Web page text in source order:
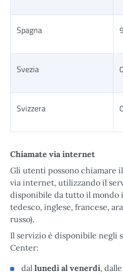
Spagna
Svezia
Svizzera
Chiamate via internet
Gli utenti possono chiamare
via internet, utilizzando il
disponibile da tutto il mondo
tedesco, inglese, francese,
russo).
Il servizio è disponibile negli
Center:
dal lunedì al venerdì, dalle